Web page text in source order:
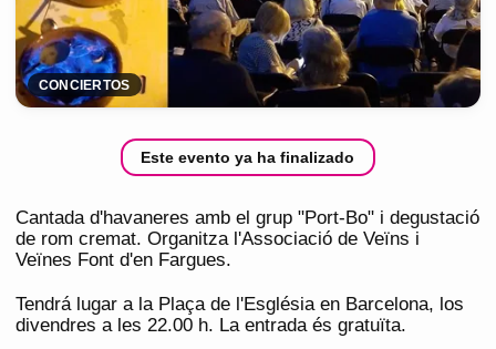
CONCIERTOS
Este evento ya ha finalizado
Cantada d'havaneres amb el grup "Port-Bo" i degustació
de rom cremat. Organitza l'Associació de Veïns i
Veïnes Font d'en Fargues.
Tendrá lugar a la Plaça de l'Església en Barcelona, los
divendres a les 22.00 h. La entrada és gratuïta.